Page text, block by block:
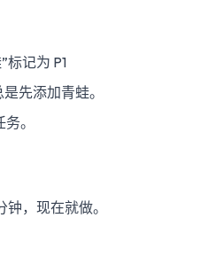
标记为 P1
先添加青蛙。
。
，现在就做。